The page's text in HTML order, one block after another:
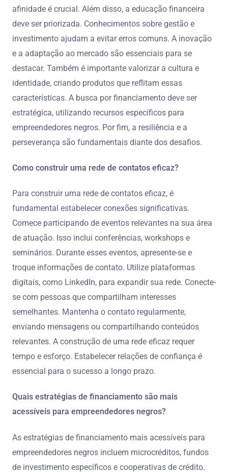
afinidade é crucial. Além disso, a educação financeira
deve ser priorizada. Conhecimentos sobre gestão e
investimento ajudam a evitar erros comuns. A inovação
e a adaptação ao mercado são essenciais para se
destacar. Também é importante valorizar a cultura e
identidade, criando produtos que reflitam essas
características. A busca por financiamento deve ser
estratégica, utilizando recursos específicos para
empreendedores negros. Por fim, a resiliência e a
perseverança são fundamentais diante dos desafios.
Como construir uma rede de contatos eficaz?
Para construir uma rede de contatos eficaz, é
fundamental estabelecer conexões significativas.
Comece participando de eventos relevantes na sua área
de atuação. Isso inclui conferências, workshops e
seminários. Durante esses eventos, apresente-se e
troque informações de contato. Utilize plataformas
digitais, como LinkedIn, para expandir sua rede. Conecte-
se com pessoas que compartilham interesses
semelhantes. Mantenha o contato regularmente,
enviando mensagens ou compartilhando conteúdos
relevantes. A construção de uma rede eficaz requer
tempo e esforço. Estabelecer relações de confiança é
essencial para o sucesso a longo prazo.
Quais estratégias de financiamento são mais
acessíveis para empreendedores negros?
As estratégias de financiamento mais acessíveis para
empreendedores negros incluem microcréditos, fundos
de investimento específicos e cooperativas de crédito.